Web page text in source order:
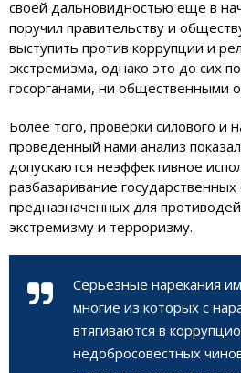
своей дальновидностью еще в
поручил правительству и
выступить против коррупции и
экстремизма, однако это до сих
госорганами, ни общественными
Более того, проверки силового и
проведенный нами анализ
допускаются неэффективное
разбазаривание государственных
предназначенных для
экстремизму и терроризму.
Серьезные нарекания
многие из которых с
втягиваются в
недобросовестных